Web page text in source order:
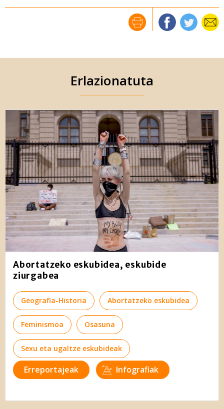
Erlazionatuta
Abortatzeko eskubidea, eskubide
ziurgabea
Geografia-Historia Abortatzeko eskubidea
Feminismoa Osasuna
Sexu eta ugaltze eskubideak
Erreportajeak Infografiak